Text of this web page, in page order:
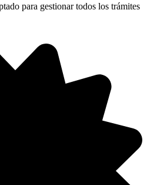
para gestionar todos los trámites